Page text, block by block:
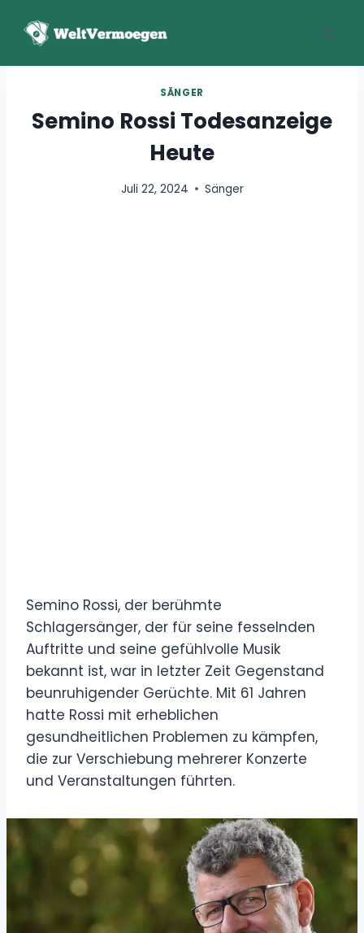
Inhalt
SÄNGER
Semino Rossi Todesanzeige
Heute
Juli 22, 2024 Sänger
Semino Rossi, der berühmte
Schlagersänger, der für seine fesselnden
Auftritte und seine gefühlvolle Musik
bekannt ist, war in letzter Zeit Gegenstand
beunruhigender Gerüchte. Mit 61 Jahren
hatte Rossi mit erheblichen
gesundheitlichen Problemen zu kämpfen,
die zur Verschiebung mehrerer Konzerte
und Veranstaltungen führten.